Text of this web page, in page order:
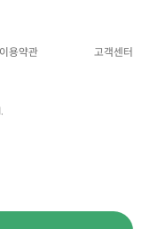
이용약관 고객센터